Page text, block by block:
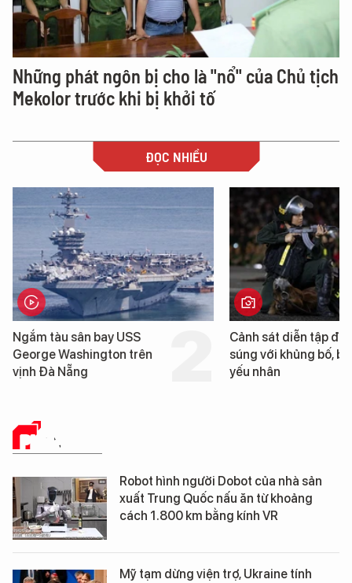
Những phát ngôn bị cho là "nổ" của Chủ tịch
Mekolor trước khi bị khởi tố
ĐỌC NHIỀU
Cảnh sát diễn tập đấu
súng với khủng bố, bảo vệ
yếu nhân
Cận cảnh chiến hạm
tống tàu sân bay USS
George Washington
PHÂN TÍCH
Robot hình người Dobot của nhà sản
xuất Trung Quốc nấu ăn từ khoảng
cách 1.800 km bằng kính VR
Mỹ tạm dừng viện trợ, Ukraine tính